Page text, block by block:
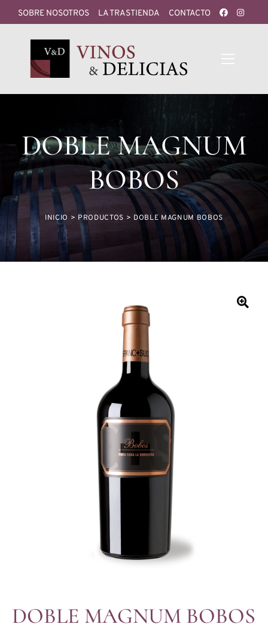
SOBRE NOSOTROS LA TRASTIENDA CONTACTO
DOBLE MAGNUM
BOBOS
INICIO > PRODUCTOS > DOBLE MAGNUM BOBOS
DOBLE MAGNUM BOBOS